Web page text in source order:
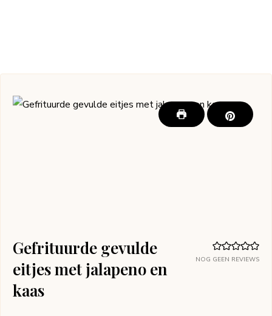
NOG GEEN REVIEWS
Gefrituurde gevulde
eitjes met jalapeno en
kaas